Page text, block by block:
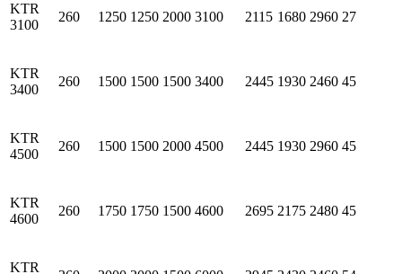
KTR
3100
260 1250 1250 2000 3100 2115 1680 2960 27
KTR
3400
260 1500 1500 1500 3400 2445 1930 2460 45
KTR
4500
260 1500 1500 2000 4500 2445 1930 2960 45
KTR
4600
260 1750 1750 1500 4600 2695 2175 2480 45
KTR